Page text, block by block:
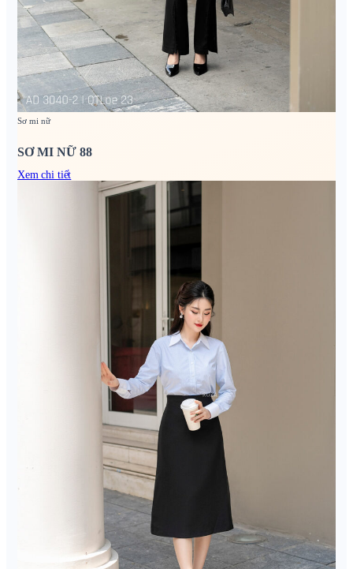
Sơ mi nữ
SƠ MI NỮ 88
Xem chi tiết